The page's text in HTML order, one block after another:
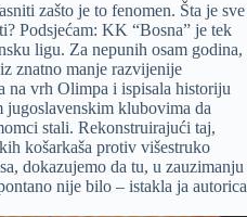
zašto je to fenomen. Šta je sve
Podsjećam: KK “Bosna” je tek
ligu. Za nepunih osam godina,
znatno manje razvijenije
na vrh Olimpa i ispisala historiju
klubovima da
stali. Rekonstruirajući taj,
košarkaša protiv višestruko
dokazujemo da tu, u zauzimanju
nije bilo – istakla ja autorica